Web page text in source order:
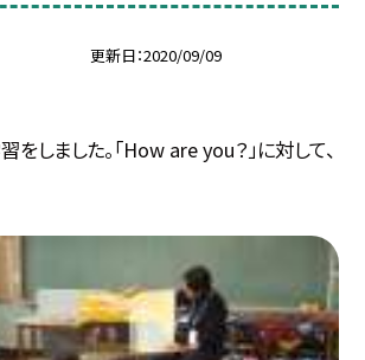
更新日 2020/09/09
をしました。「How are you？」に対して、